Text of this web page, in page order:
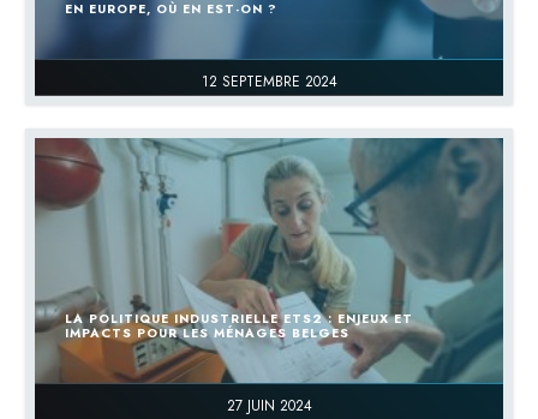
12 SEPTEMBRE 2024
EN EUROPE, OÙ EN EST-ON ?
27 JUIN 2024
LA POLITIQUE INDUSTRIELLE ETS2 : ENJEUX ET
IMPACTS POUR LES MÉNAGES BELGES